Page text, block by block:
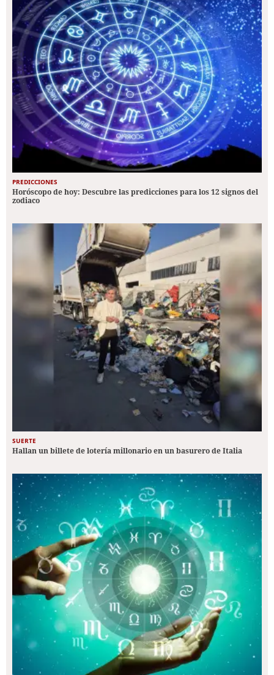
PREDICCIONES
Horóscopo de hoy: Descubre las predicciones para los 12 signos del
zodiaco
SUERTE
Hallan un billete de lotería millonario en un basurero de Italia